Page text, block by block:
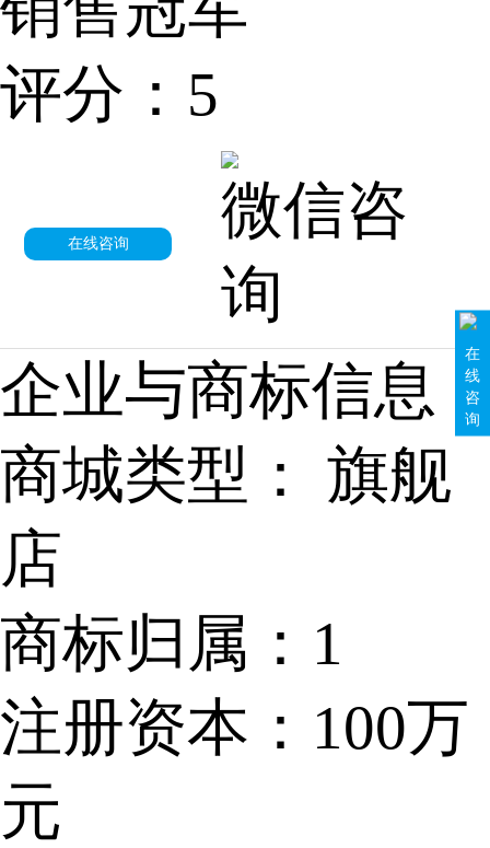
评分：5
在线咨询
微信咨
询
企业与商标信息
商城类型：
旗舰
店
商标归属： 1
注册资本： 100万
元
在
线
咨
询